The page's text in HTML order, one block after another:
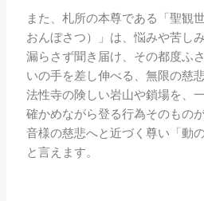
また、札所の本尊である「聖観
おんぼさつ）」は、悩みや苦し
漏らさず聞き届け、その都度ふ
いの手を差し伸べる、無限の慈
法性寺の険しい岩山や鎖場を、
確かめながら登る行為そのもの
音様の慈悲へと近づく尊い「動
と言えます。